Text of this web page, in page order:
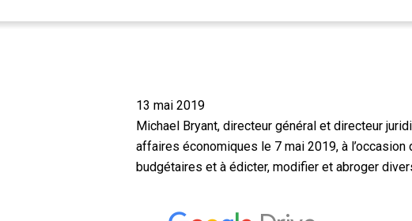
Appuyez sur Entrée pour lancer la recherche ou sur Échap
13 mai 2019
Michael Bryant, directeur général et directeur
affaires économiques le 7 mai 2019, à
budgétaires et à édicter, modifier et abroger